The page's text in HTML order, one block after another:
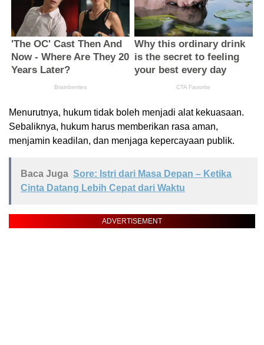
Menurutnya, hukum tidak boleh menjadi alat kekuasaan.
Sebaliknya, hukum harus memberikan rasa aman,
menjamin keadilan, dan menjaga kepercayaan publik.
Baca Juga Sore: Istri dari Masa Depan – Ketika
Cinta Datang Lebih Cepat dari Waktu
ADVERTISEMENT